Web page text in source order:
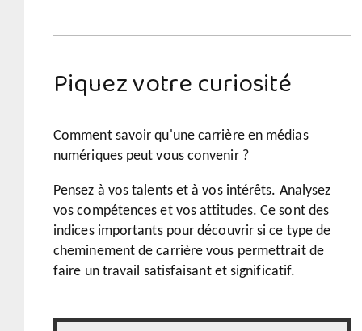
Piquez votre curiosité
Comment savoir qu'une carrière en médias
numériques peut vous convenir ?
Pensez à vos talents et à vos intérêts. Analysez
vos compétences et vos attitudes. Ce sont des
indices importants pour découvrir si ce type de
cheminement de carrière vous permettrait de
faire un travail satisfaisant et significatif.